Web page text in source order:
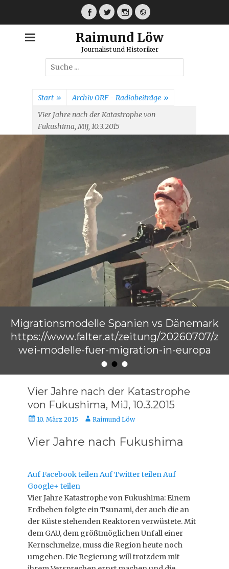
Facebook
TwitterInstagramWebseite
Raimund Löw
Journalist und Historiker
Suche
nach:
Start » Archiv ORF - Radiobeiträge »
Vier Jahre nach der Katastrophe von
Fukushima, MiJ, 10.3.2015
•••
Migrationsmodelle Spanien vs Dänemark
https://www.falter.at/zeitung/20260707/z
wei-modelle-fuer-migration-in-europa
Raimund Löw
Vier Jahre nach der Katastrophe
von Fukushima, MiJ, 10.3.2015
Veröffentlicht
10. März 2015 AutorRaimund Löw
Vier Jahre nach Fukushima
Auf Facebook teilenAuf Twitter teilenAuf
Google+ teilen
Vier Jahre Katastrophe von Fukushima: Einem
Erdbeben folgte ein Tsunami, der auch die an
der Küste stehenden Reaktoren verwüstete. Mit
dem GAU, dem größtmöglichen Unfall einer
Kernschmelze, muss die Region heute noch
umgehen. Die Regierung will trotzdem mit